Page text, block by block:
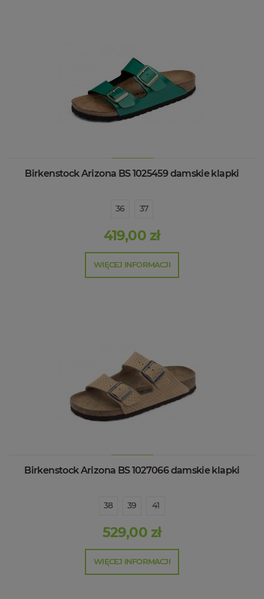
Birkenstock Arizona BS 1025459 damskie klapki
36 37
419,00 zł
WIĘCEJ INFORMACJI
Birkenstock Arizona BS 1027066 damskie klapki
38 39 41
529,00 zł
WIĘCEJ INFORMACJI